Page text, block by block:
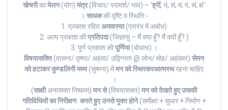
खेचरीकामेलन(योग) मंत्र(विचार/ परामर्श/ भाव) – ‘ह्रीं, भं, सं, मं, पं, सं, क्षं’
। साधककी दृष्टि व स्थिति:-
1. प्रकाश रहितअमावस्या(प्रारंभ में अबोध)
2. अल्प प्रकाश कीप्रतिपदा(जिज्ञासु – मैं क्या हूँ? मैं क्यों हूँ? )
3. पूर्ण प्रकाश कीपूर्णिमा(बोधत्व) ।
विषयासक्ति(वासना/ तृष्णा/ अहंता/ उद्विग्नता @ लोभ/ मोह/ अहंकार) सेमन
को हटाकर कुण्डलिनी मध्य(सुष्मना) मेंमन को स्थिरकरआत्मस्थरहना चाहिए
।
(साक्षीअनासक्त निष्काम) मन से(विषयासक्त) मन को देखते हुए उसकी
गतिविधियों का निरीक्षण करते हुए उनसे मुक्त होने(समीक्षा + सुधार + निर्माण +